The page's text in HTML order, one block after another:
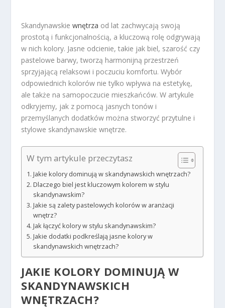
Skandynawskiewnętrza od lat zachwycają swoją
prostotą i funkcjonalnością, a kluczową rolę odgrywają
w nich kolory. Jasne odcienie, takie jak biel, szarość czy
pastelowe barwy, tworzą harmonijną przestrzeń
sprzyjającą relaksowi i poczuciu komfortu. Wybór
odpowiednich kolorów nie tylko wpływa na estetykę,
ale także na samopoczucie mieszkańców. W artykule
odkryjemy, jak z pomocą jasnych tonów i
przemyślanych dodatków można stworzyć przytulne i
stylowe skandynawskie wnętrze.
W tym artykule przeczytasz
Jakie kolory dominują w skandynawskich wnętrzach?
Dlaczego biel jest kluczowym kolorem w stylu
skandynawskim?
Jakie są zalety pastelowych kolorów w aranżacji
wnętrz?
Jak łączyć kolory w stylu skandynawskim?
Jakie dodatki podkreślają jasne kolory w
skandynawskich wnętrzach?
JAKIE KOLORY DOMINUJĄ W
SKANDYNAWSKICH
WNĘTRZACH?